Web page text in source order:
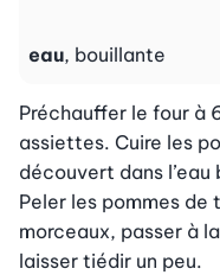
eau, bouillante
Préchauffer le four à
assiettes. Cuire les
découvert dans l’eau
Peler les pommes de
morceaux, passer à
laisser tiédir un peu.